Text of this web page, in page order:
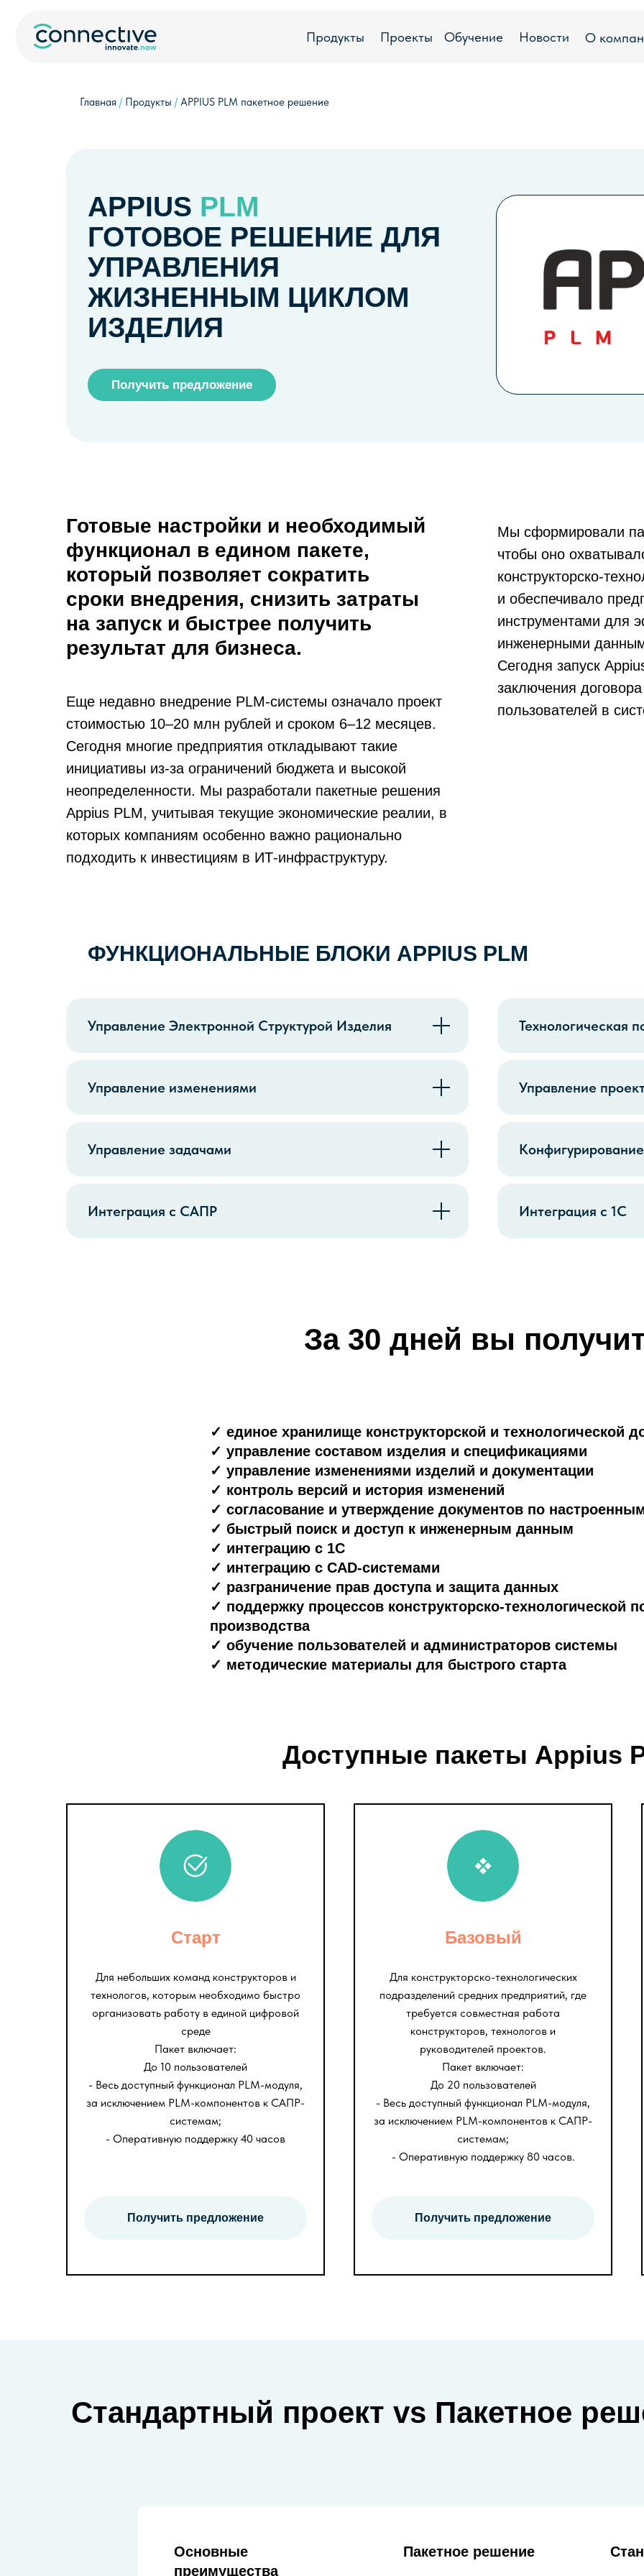
Продукты Обучение Новости
Проекты О компании
Главная / Продукты / APPIUS PLM пакетное решение
Получить предложение
APPIUS PLM
ГОТОВОЕ РЕШЕНИЕ ДЛЯ
УПРАВЛЕНИЯ
ЖИЗНЕННЫМ ЦИКЛОМ
ИЗДЕЛИЯ
Готовые настройки и необходимый
функционал в едином пакете,
который позволяет сократить
сроки внедрения, снизить затраты
на запуск и быстрее получить
результат для бизнеса.
Еще недавно внедрение PLM-системы означало проект
стоимостью 10–20 млн рублей и сроком 6–12 месяцев.
Сегодня многие предприятия откладывают такие
инициативы из-за ограничений бюджета и высокой
неопределенности. Мы разработали пакетные решения
Appius PLM, учитывая текущие экономические реалии, в
которых компаниям особенно важно рационально
подходить к инвестициям в ИТ-инфраструктуру.
Мы сформировали
чтобы оно
конструкторско-
и обеспечивало
инструментами для
инженерными
Сегодня запуск
заключения
пользователей в
ФУНКЦИОНАЛЬНЫЕ БЛОКИ APPIUS PLM
Управление Электронной Структурой Изделия Технологическая
Управление изменениями Управление
Управление задачами
Интеграция с САПР Интеграция с 1С
За 30 дней вы
✓ единое хранилище конструкторской и технологической
✓ управление составом изделия и спецификациями
✓ управление изменениями изделий и документации
✓ контроль версий и история изменений
✓ согласование и утверждение документов по
✓ быстрый поиск и доступ к инженерным данным
✓ интеграцию с 1С
✓ интеграцию с CAD-системами
✓ разграничение прав доступа и защита данных
✓ поддержку процессов конструкторско-технологической
производства
✓ обучение пользователей и администраторов системы
✓ методические материалы для быстрого старта
Доступные пакеты Appius
Старт
Для небольших команд конструкторов и
технологов, которым необходимо быстро
организовать работу в единой цифровой
среде
Пакет включает:
До 10 пользователей
- Весь доступный функционал PLM-модуля,
за исключением PLM-компонентов к САПР-
системам;
- Оперативную поддержку 40 часов
Получить предложение
Базовый
Для конструкторско-технологических
подразделений средних предприятий, где
требуется совместная работа
конструкторов, технологов и
руководителей проектов.
Пакет включает:
До 20 пользователей
- Весь доступный функционал PLM-модуля,
за исключением PLM-компонентов к САПР-
системам;
- Оперативную поддержку 80 часов.
Получить предложение
Стандартный проект vs Пакетное
Основные
преимущества
Пакетное решение